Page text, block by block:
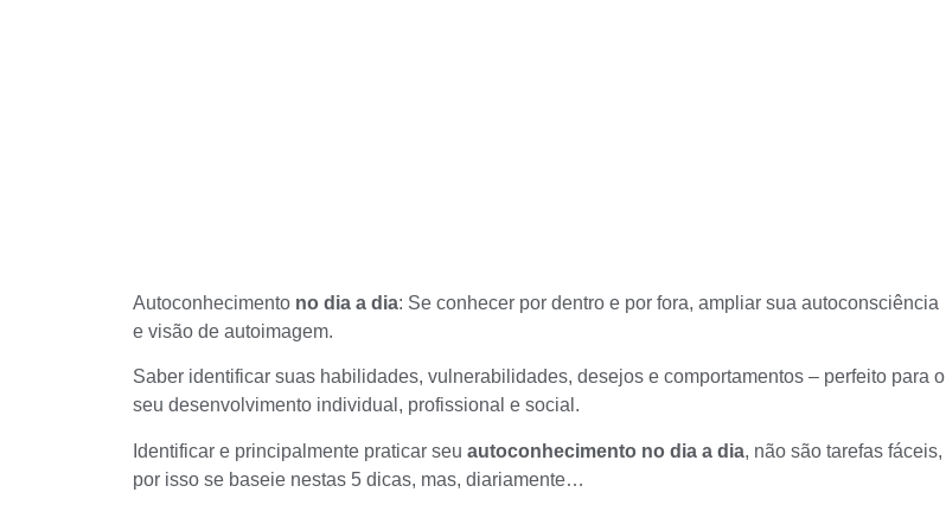
Autoconhecimento no dia a dia: Se conhecer por dentro e por fora, ampliar sua autoconsciência
e visão de autoimagem.
Saber identificar suas habilidades, vulnerabilidades, desejos e comportamentos – perfeito para o
seu desenvolvimento individual, profissional e social.
Identificar e principalmente praticar seu autoconhecimento no dia a dia, não são tarefas fáceis,
por isso se baseie nestas 5 dicas, mas, diariamente…